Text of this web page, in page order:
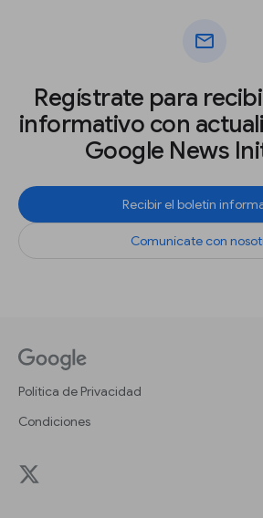
mail
Regístrate para
informativo con
Google News
Recibir el boletín
Comunícate con
Política de Privacidad
Condiciones